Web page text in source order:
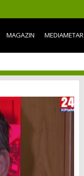
content
MAGAZIN MEDIAMETAR